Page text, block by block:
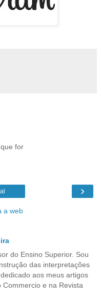
for
›
a web
do Ensino Superior. Sou
das interpretações
aos meus artigos
Commercio e na Revista